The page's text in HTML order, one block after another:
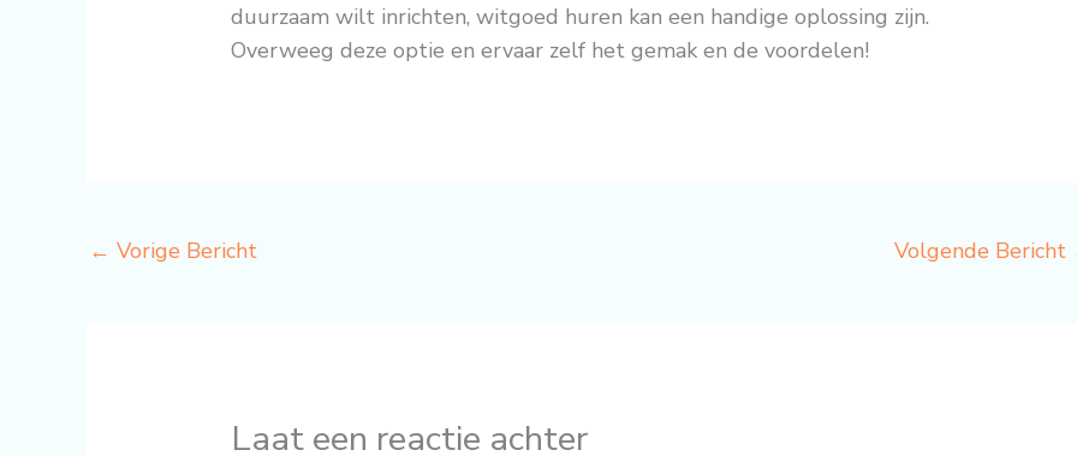
duurzaam wilt inrichten, witgoed huren kan een handige oplossing zijn.
Overweeg deze optie en ervaar zelf het gemak en de voordelen!
← Vorige Bericht Volgende Bericht
Laat een reactie achter